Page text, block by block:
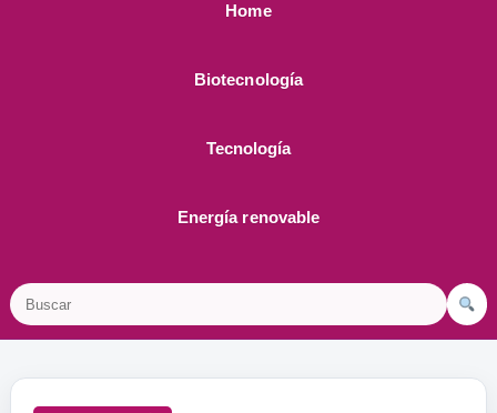
Home
Biotecnología
Tecnología
Energía renovable